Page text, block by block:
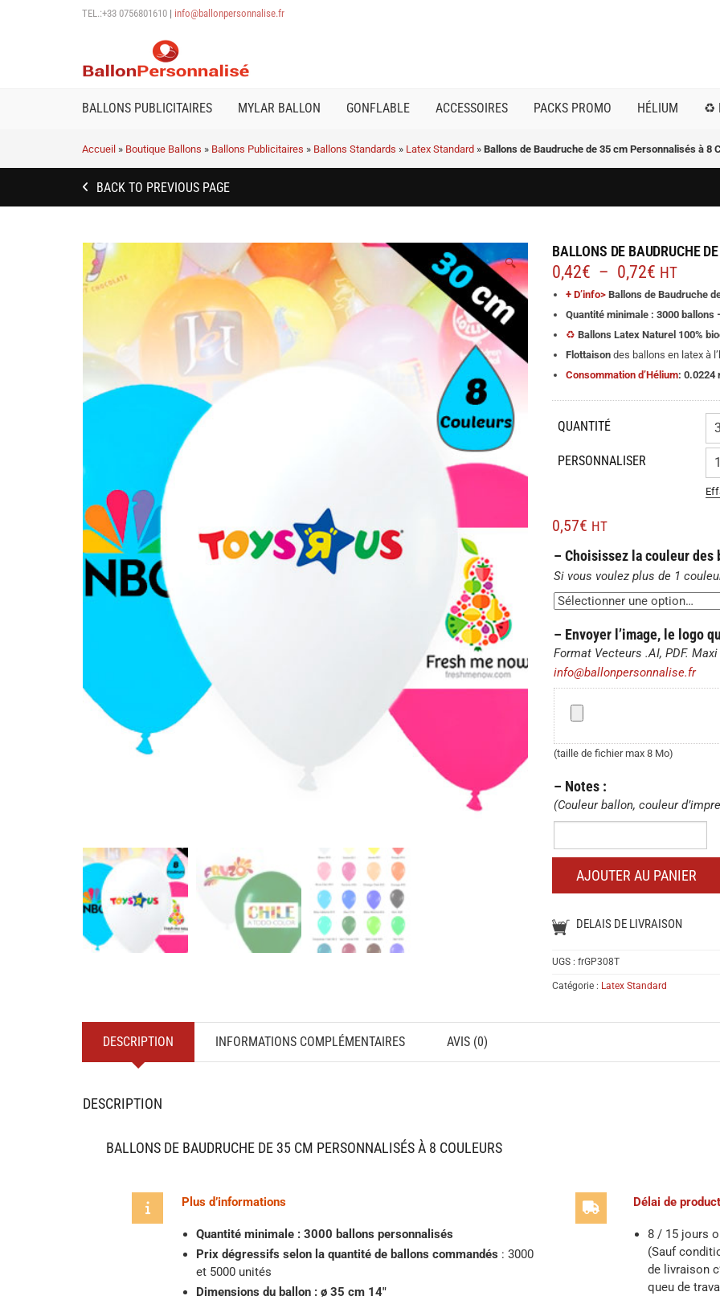
TEL.:+33 0756801610 | info@ballonpersonnalise.fr
BALLONS PUBLICITAIRES MYLAR BALLON GONFLABLE ACCESSOIRES PACKS PROMO HÉLIUM ♻️
Accueil » Boutique Ballons » Ballons Publicitaires » Ballons Standards » Latex Standard » Ballons de Baudruche de 35 cm Personnalisés à 8
BACK TO PREVIOUS PAGE
🔍
BALLONS DE BAUDRUCHE
0,42€ – 0,72€ Plage
de
prix :
0,42€
à
0,72€
HT
+ D’info> Ballons de Baudruche
Quantité minimale : 3000 ballons
♻️ Ballons Latex Naturel 100%
Flottaison des ballons en latex à
Consommation d’Hélium: 0.0224
QUANTITÉ
PERSONNALISER
0,57€ HT
– Choisissez la couleur des
Si vous voulez plus de 1
– Envoyer l’image, le logo
Format Vecteurs .AI, PDF.
info@ballonpersonnalise.fr
–
Envoyer
l’image,
le
que
vous
voulez
imprimer
(taille de fichier max 8 Mo)
– Notes :
(Couleur ballon, couleur
Notes
AJOUTER AU PANIER
DELAIS DE LIVRAISON
UGS : frGP308T
Catégorie : Latex Standard
DESCRIPTION INFORMATIONS COMPLÉMENTAIRES AVIS (0)
DESCRIPTION
BALLONS DE BAUDRUCHE DE 35 CM PERSONNALISÉS À 8 COULEURS
Plus d’informations
Quantité minimale : 3000 ballons personnalisés
Prix dégressifs selon la quantité de ballons commandés : 3000
et 5000 unités
Dimensions du ballon : ø 35 cm 14″
Délai de
8 / 15 jours
(Sauf
de livraison
queu de